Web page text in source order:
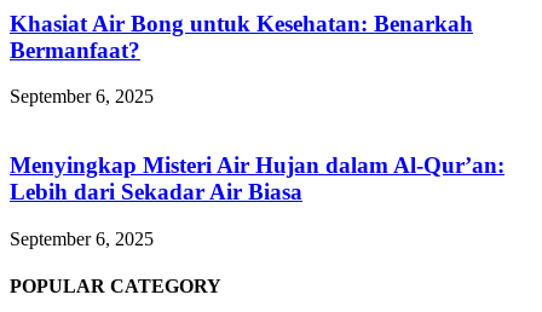
Khasiat Air Bong untuk Kesehatan: Benarkah
Bermanfaat?
September 6, 2025
Menyingkap Misteri Air Hujan dalam Al-Qur’an:
Lebih dari Sekadar Air Biasa
September 6, 2025
POPULAR CATEGORY